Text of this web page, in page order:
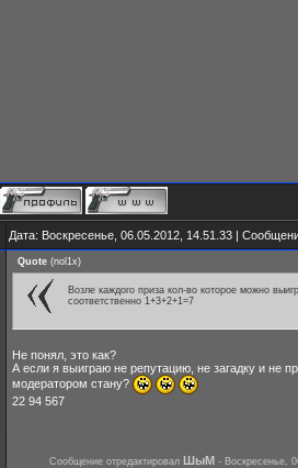
Дата: Воскресенье, 06.05.2012, 14.51.33 |
Quote (nol1x)
Возле каждого приза кол-во которое можно
соответственно 1+3+2+1=7
Не понял, это как?
А если я выиграю не репутацию, не загадку и не
модератором стану?
22 94 567
Сообщение отредактировал ШыМ - Воскресенье,